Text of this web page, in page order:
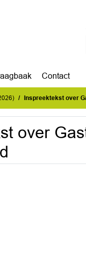
Contact
Inspreektekst over
over